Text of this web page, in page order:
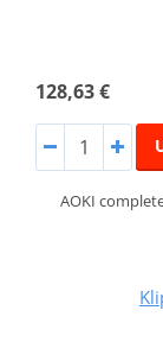
128,63 €
AOKI